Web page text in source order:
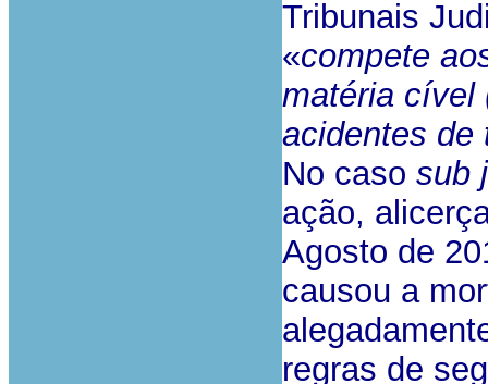
Tribunais
«compete
matéria
acidentes de
No caso sub
ação,
Agosto de
causou a
regras de